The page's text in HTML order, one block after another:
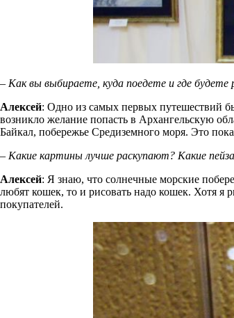
– Как вы выбираете, куда поедете и где будете
Алексей: Одно из самых первых путешествий
возникло желание попасть в Архангельскую
Байкал, побережье Средиземного моря. Это
– Какие картины лучше раскупают? Какие
Алексей: Я знаю, что солнечные морские
любят кошек, то и рисовать надо кошек. Хотя я
покупателей.